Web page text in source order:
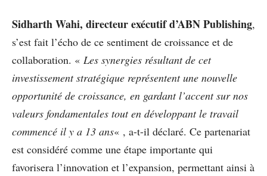
Sidharth Wahi, directeur exécutif d’ABN Publishing,
s’est fait l’écho de ce sentiment de croissance et de
collaboration. « Les synergies résultant de cet
investissement stratégique représentent une nouvelle
opportunité de croissance, en gardant l’accent sur nos
valeurs fondamentales tout en développant le travail
commencé il y a 13 ans« , a-t-il déclaré. Ce partenariat
est considéré comme une étape importante qui
favorisera l’innovation et l’expansion, permettant ainsi à